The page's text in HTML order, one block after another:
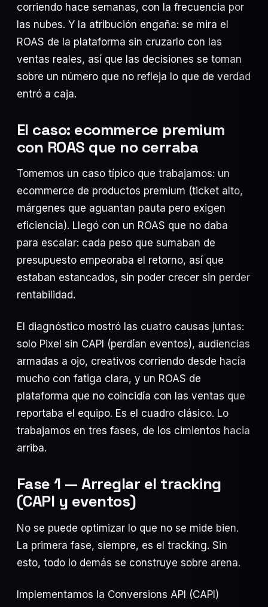
corriendo hace semanas, con la frecuencia por
las nubes. Y la atribución engaña: se mira el
ROAS de la plataforma sin cruzarlo con las
ventas reales, así que las decisiones se toman
sobre un número que no refleja lo que de verdad
entró a caja.
El caso: ecommerce premium
con ROAS que no cerraba
Tomemos un caso típico que trabajamos: un
ecommerce de productos premium (ticket alto,
márgenes que aguantan pauta pero exigen
eficiencia). Llegó con un ROAS que no daba
para escalar: cada peso que sumaban de
presupuesto empeoraba el retorno, así que
estaban estancados, sin poder crecer sin perder
rentabilidad.
El diagnóstico mostró las cuatro causas juntas:
solo Pixel sin CAPI (perdían eventos), audiencias
armadas a ojo, creativos corriendo desde hacía
mucho con fatiga clara, y un ROAS de
plataforma que no coincidía con las ventas que
reportaba el equipo. Es el cuadro clásico. Lo
trabajamos en tres fases, de los cimientos hacia
arriba.
Fase 1 — Arreglar el tracking
(CAPI y eventos)
No se puede optimizar lo que no se mide bien.
La primera fase, siempre, es el tracking. Sin
esto, todo lo demás se construye sobre arena.
Implementamos la Conversions API (CAPI)
INFO@OLPAGROUP.COM